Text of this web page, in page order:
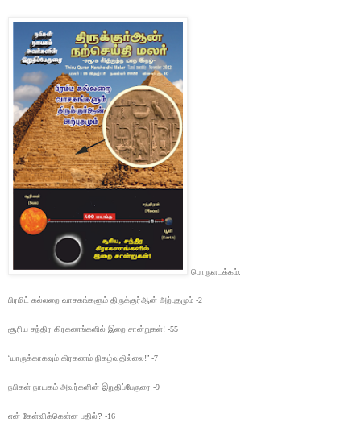
பொருளடக்கம்:
பிரமிட் கல்லறை வாசகங்களும் திருக்குர்ஆன் அற்புதமும் -2
சூரிய சந்திர கிரகணங்களில் இறை சான்றுகள்! -55
“யாருக்காகவும் கிரகணம் நிகழ்வதில்லை!” -7
நபிகள் நாயகம் அவர்களின் இறுதிப்பேருரை -9
என் கேள்விக்கென்ன பதில்? -16